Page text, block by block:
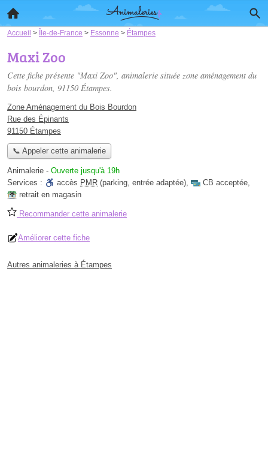
Accueil > Île-de-France > Essonne > Étampes
Maxi Zoo
Cette fiche présente "Maxi Zoo", animalerie située zone aménagement du
bois bourdon, 91150 Étampes.
Zone Aménagement du Bois Bourdon
Rue des Épinants
91150 Étampes
📞 Appeler cette animalerie
Animalerie - Ouverte jusqu'à 19h
Services :
accès PMR (parking, entrée adaptée), CB acceptée,
retrait en magasin
Recommander cette animalerie
Améliorer cette fiche
Autres animaleries à Étampes